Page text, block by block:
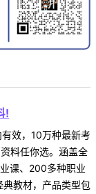
!
效，10万种最新考
料任你选。涵盖全
课、200多种职业
教材，产品类型包